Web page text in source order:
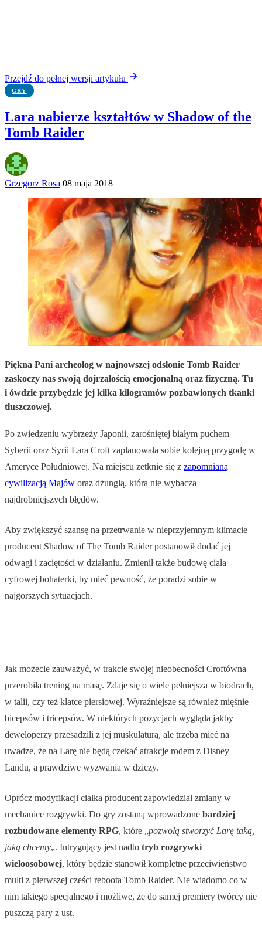
Przejdź do pełnej wersji artykułu
GRY
Lara nabierze kształtów w Shadow of the
Tomb Raider
Grzegorz Rosa 08 maja 2018
Piękna Pani archeolog w najnowszej odsłonie Tomb Raider
zaskoczy nas swoją dojrzałością emocjonalną oraz fizyczną. Tu
i ówdzie przybędzie jej kilka kilogramów pozbawionych tkanki
tłuszczowej.
Po zwiedzeniu wybrzeży Japonii, zarośniętej białym puchem
Syberii oraz Syrii Lara Croft zaplanowała sobie kolejną przygodę w
Ameryce Południowej. Na miejscu zetknie się z zapomnianą
cywilizacją Majów oraz dżunglą, która nie wybacza
najdrobniejszych błędów.
Aby zwiększyć szansę na przetrwanie w nieprzyjemnym klimacie
producent Shadow of The Tomb Raider postanowił dodać jej
odwagi i zaciętości w działaniu. Zmienił także budowę ciała
cyfrowej bohaterki, by mieć pewność, że poradzi sobie w
najgorszych sytuacjach.
Jak możecie zauważyć, w trakcie swojej nieobecności Croftówna
przerobiła trening na masę. Zdaje się o wiele pełniejsza w biodrach,
w talii, czy też klatce piersiowej. Wyraźniejsze są również mięśnie
bicepsów i tricepsów. W niektórych pozycjach wygląda jakby
deweloperzy przesadzili z jej muskulaturą, ale trzeba mieć na
uwadze, że na Larę nie będą czekać atrakcje rodem z Disney
Landu, a prawdziwe wyzwania w dziczy.
Oprócz modyfikacji ciałka producent zapowiedział zmiany w
mechanice rozgrywki. Do gry zostaną wprowadzone bardziej
rozbudowane elementy RPG, które „pozwolą stworzyć Larę taką,
jaką chcemy„. Intrygujący jest nadto tryb rozgrywki
wieloosobowej, który będzie stanowił kompletne przeciwieństwo
multi z pierwszej cześci reboota Tomb Raider. Nie wiadomo co w
nim takiego specjalnego i możliwe, że do samej premiery twórcy nie
puszczą pary z ust.